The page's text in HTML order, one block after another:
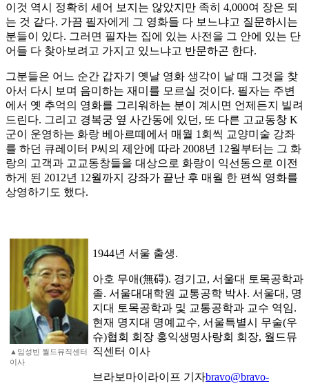
이것 역시 정확히 세어 보지는 않았지만 족히 4,000여 장은 되
는 것 같다. 가끔 필자에게 그 영화들 다 보느냐고 질문하시는
분들이 있다. 그러면 필자는 집에 있는 사전을 그 안에 있는 단
어들 다 찾아보려고 가지고 있느냐고 반문하곤 한다.
그분들은 어느 순간 갑자기 옛날 영화 생각이 날 때 그것을 찾
아서 다시 보며 음미하는 재미를 모르실 것이다. 필자는 주변
에서 옛 추억의 영화를 그리워하는 분이 계시면 언제든지 빌려
드린다. 그리고 경복궁 옆 사간동에 있던, 또 다른 고교동창 K
군이 운영하는 화랑 베아르떼에서 매월 1회씩 교양미술 강좌
를 하던 큐레이터 P씨의 제안에 따라 2008년 12월부터는 그 화
랑의 고객과 고교동창들을 대상으로 화랑이 익선동으로 이전
하게 된 2012년 12월까지 강좌가 끝난 후 매월 한 편씩 영화를
상영하기도 했다.
▲임성빈 월드뮤직센터
이사
1944년 서울 출생.
아호 무애(無碍). 경기고, 서울대 토목공학과
졸. 서울대대학원 교통공학 박사. 서울대, 명
지대 토목공학과 및 교통공학과 교수 역임.
현재 명지대 명예교수, 서울특별시 무술(우
슈)협회 회장 홍익생명사랑회 회장, 월드뮤
직센터 이사
브라보마이라이프 기자bravo@bravo-